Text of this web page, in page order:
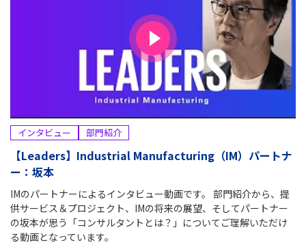
インタビュー 部門紹介
【Leaders】Industrial Manufacturing（IM）パートナ
ー：坂本
IMのパートナーによるインタビュー動画です。 部門紹介から、提
供サービス＆プロジェクト、IMの将来の展望、そしてパートナー
の坂本が思う「コンサルタントとは？」についてご理解いただけ
る動画となっています。